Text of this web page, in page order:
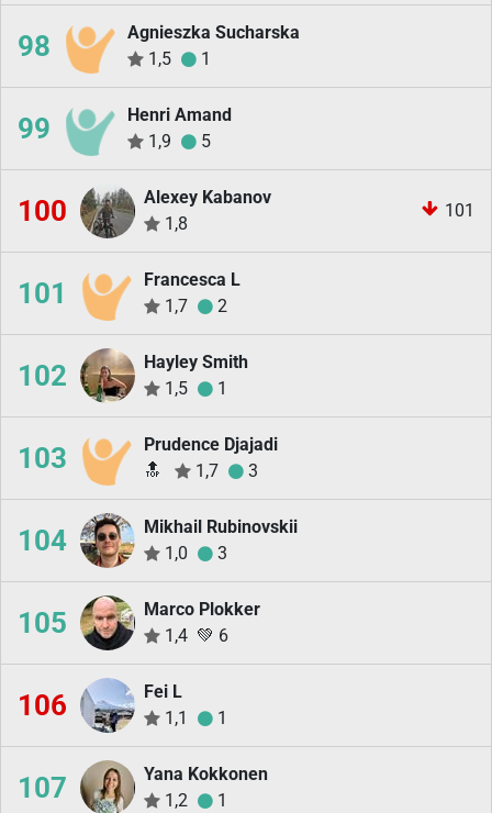
98
Agnieszka Sucharska
1,5
1
99
Henri Amand
1,9
5
100
Alexey Kabanov
1,8
101
101
Francesca L
1,7
2
102
Hayley Smith
1,5
1
103
Prudence Djajadi
🔝
1,7 3
104
Mikhail Rubinovskii
1,0
3
105
Marco Plokker
1,4 💚 6
106
Fei L
1,1
1
107
Yana Kokkonen
1,2
1